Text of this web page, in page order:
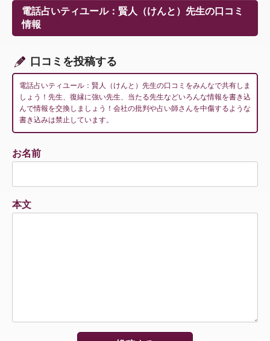
ー
シ
ョ
電話占いティユール：賢人（けんと）先生の口コミ
情報
口コミを投稿する
電話占いティユール：賢人（けんと）先生の口コミをみんなで共有しま
しょう！先生、復縁に強い先生、当たる先生などいろんな情報を書き込
んで情報を交換しましょう！会社の批判や占い師さんを中傷するような
書き込みは禁止しています。
お名前
本文